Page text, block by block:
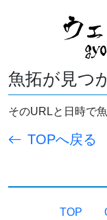
魚拓が見つ
そのURLと日時で
TOPへ戻る
TOP